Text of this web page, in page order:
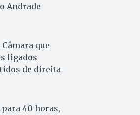
Andrade
que
ligados
de direita
40 horas,